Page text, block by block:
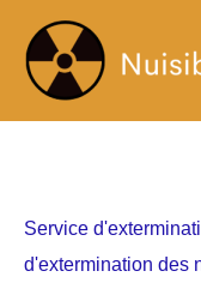
contenu
Service
d'extermination des